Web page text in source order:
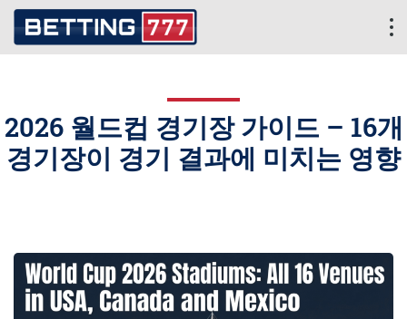
2026 월드컵 경기장 가이드 – 16개
경기장이 경기 결과에 미치는 영향